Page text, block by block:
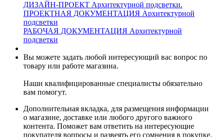
ДИЗАЙН-ПРОЕКТ Архитектурной подсветки.
ПРОЕКТНАЯ ДОКУМЕНТАЦИЯ Архитектурной
подсветки
РАБОЧАЯ ДОКУМЕНТАЦИЯ Архитектурной
подсветки
Вы можете задать любой интересующий вас вопрос по
товару или работе магазина.
Наши квалифицированные специалисты обязательно
вам помогут.
Дополнительная вкладка, для размещения информации
о магазине, доставке или любого другого важного
контента. Поможет вам ответить на интересующие
покупателя вопросы и развеять его сомнения в покупке.